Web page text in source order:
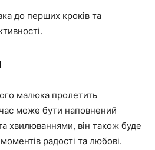
до перших кроків та
малюка пролетить
може бути наповнений
хвилюваннями, він також буде
радості та любові.